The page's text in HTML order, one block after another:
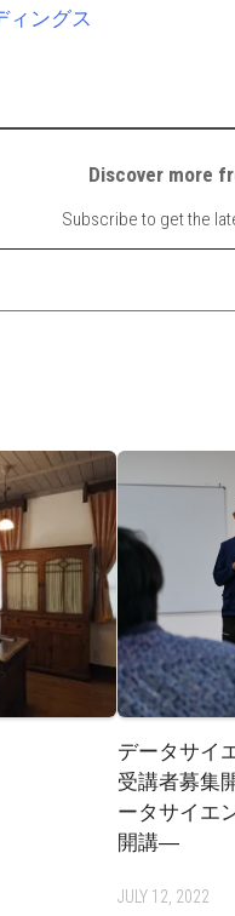
ィングス
Discover more
Subscribe to get the
データサイ
受講者募集
ータサイエ
開講―
JULY 12, 2022